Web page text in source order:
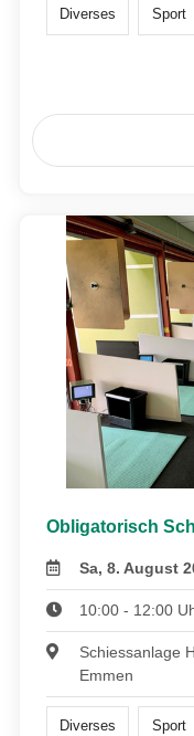
Diverses Sport
Obligatorisch
Sa, 8. August
10:00 - 12:00
Schiessanlage
Emmen
Diverses Sport